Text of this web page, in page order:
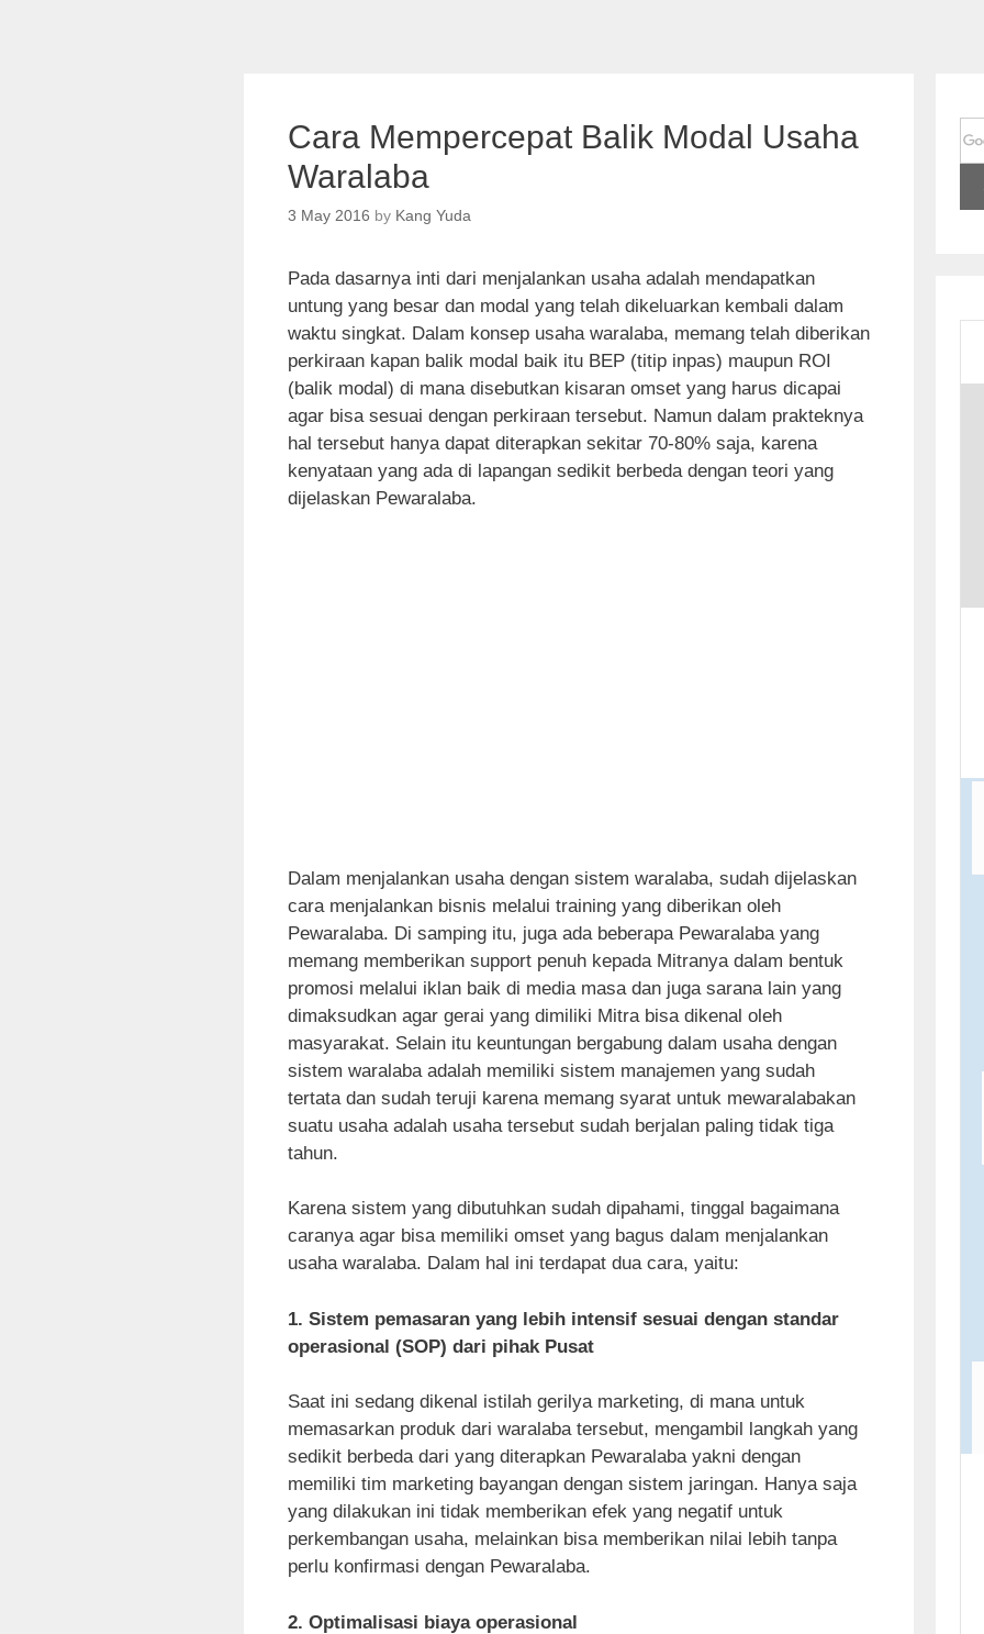
Cara Mempercepat Balik Modal Usaha
Waralaba
3 May 2016 by Kang Yuda
Pada dasarnya inti dari menjalankan usaha adalah mendapatkan
untung yang besar dan modal yang telah dikeluarkan kembali dalam
waktu singkat. Dalam konsep usaha waralaba, memang telah diberikan
perkiraan kapan balik modal baik itu BEP (titip inpas) maupun ROI
(balik modal) di mana disebutkan kisaran omset yang harus dicapai
agar bisa sesuai dengan perkiraan tersebut. Namun dalam prakteknya
hal tersebut hanya dapat diterapkan sekitar 70-80% saja, karena
kenyataan yang ada di lapangan sedikit berbeda dengan teori yang
dijelaskan Pewaralaba.
Dalam menjalankan usaha dengan sistem waralaba, sudah dijelaskan
cara menjalankan bisnis melalui training yang diberikan oleh
Pewaralaba. Di samping itu, juga ada beberapa Pewaralaba yang
memang memberikan support penuh kepada Mitranya dalam bentuk
promosi melalui iklan baik di media masa dan juga sarana lain yang
dimaksudkan agar gerai yang dimiliki Mitra bisa dikenal oleh
masyarakat. Selain itu keuntungan bergabung dalam usaha dengan
sistem waralaba adalah memiliki sistem manajemen yang sudah
tertata dan sudah teruji karena memang syarat untuk mewaralabakan
suatu usaha adalah usaha tersebut sudah berjalan paling tidak tiga
tahun.
Karena sistem yang dibutuhkan sudah dipahami, tinggal bagaimana
caranya agar bisa memiliki omset yang bagus dalam menjalankan
usaha waralaba. Dalam hal ini terdapat dua cara, yaitu:
1. Sistem pemasaran yang lebih intensif sesuai dengan standar
operasional (SOP) dari pihak Pusat
Saat ini sedang dikenal istilah gerilya marketing, di mana untuk
memasarkan produk dari waralaba tersebut, mengambil langkah yang
sedikit berbeda dari yang diterapkan Pewaralaba yakni dengan
memiliki tim marketing bayangan dengan sistem jaringan. Hanya saja
yang dilakukan ini tidak memberikan efek yang negatif untuk
perkembangan usaha, melainkan bisa memberikan nilai lebih tanpa
perlu konfirmasi dengan Pewaralaba.
2. Optimalisasi biaya operasional